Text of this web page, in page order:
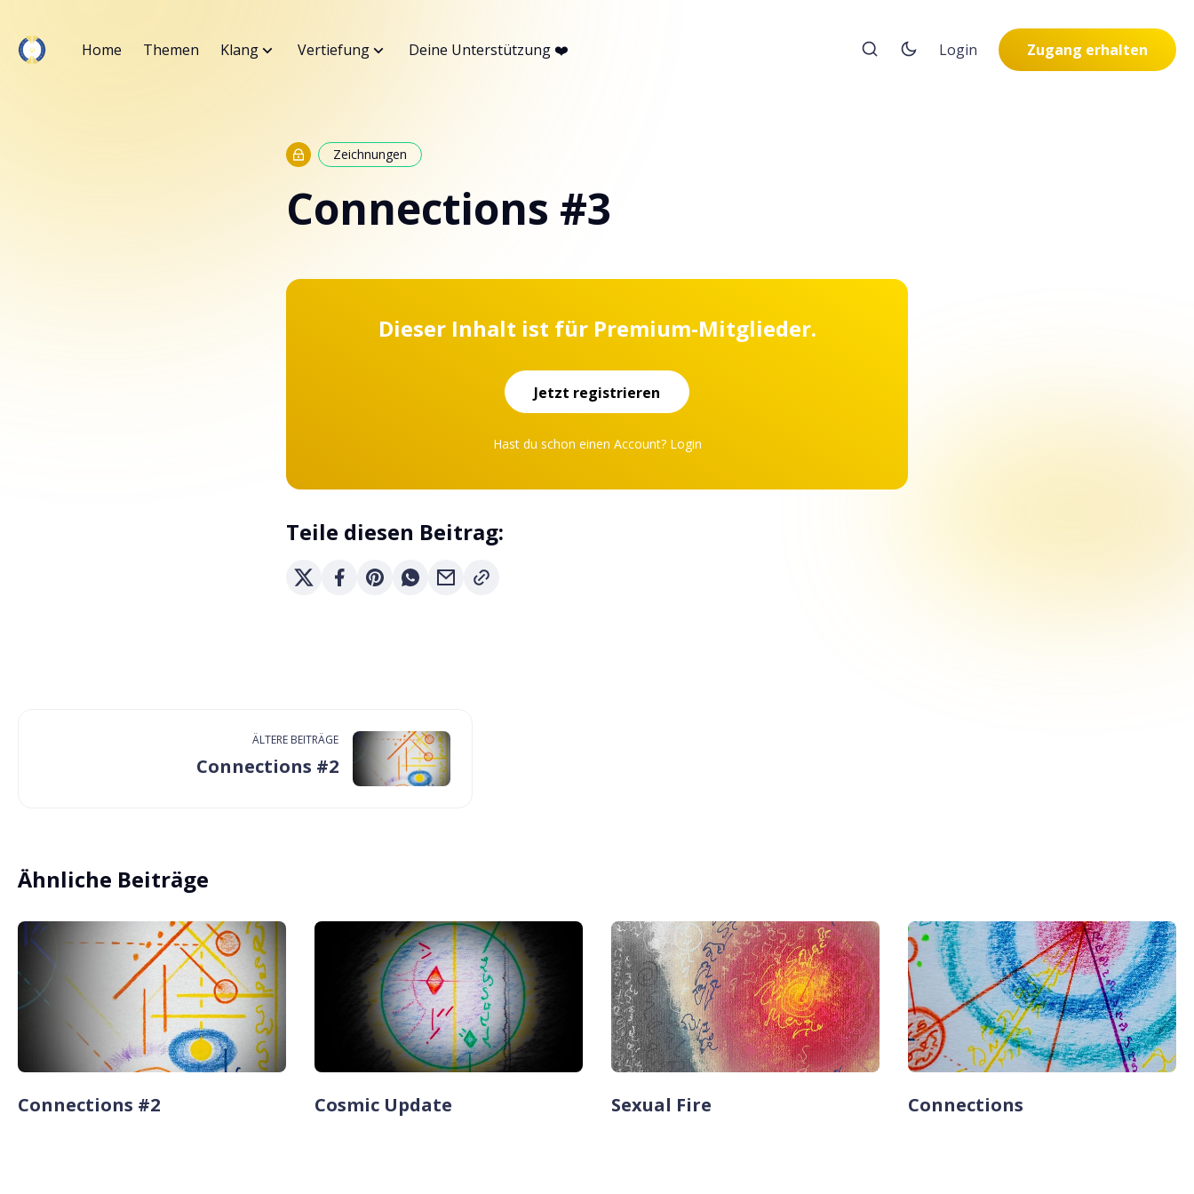
Home Themen Klang Vertiefung Deine Unterstützung ❤️ Login Zugang erhalten
Zeichnungen
Connections #3
Dieser Inhalt ist für Premium-Mitglieder.
Jetzt registrieren
Hast du schon einen Account? Login
Teile diesen Beitrag:
ÄLTERE BEITRÄGE
Connections #2
Ähnliche Beiträge
Connections #2 Cosmic Update Sexual Fire Connections